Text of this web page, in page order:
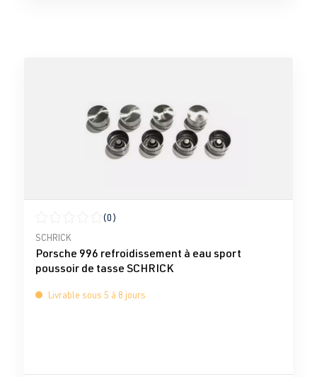
Note moyenne de 0 sur 5 étoiles
(0)
SCHRICK
Porsche 996 refroidissement à eau sport
poussoir de tasse SCHRICK
Livrable sous 5 à 8 jours